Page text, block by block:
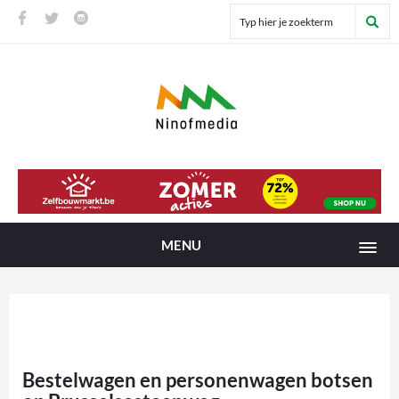
MENU
Bestelwagen en personenwagen botsen